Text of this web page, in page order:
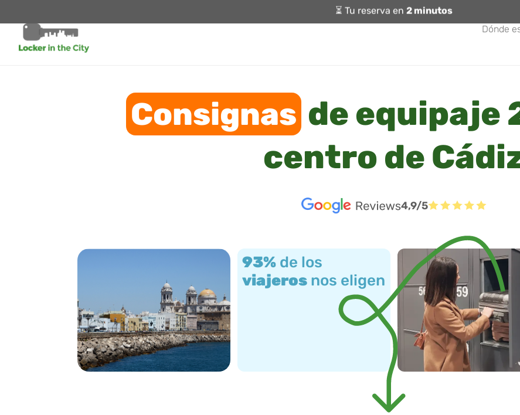
⏳ Tu reserva en 2 minutos
Dónde
Consignasde equipaje
centro de
4,9/5
93% de los
viajeros nos eligen